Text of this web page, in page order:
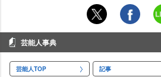
芸能人事典
芸能人TOP 記事